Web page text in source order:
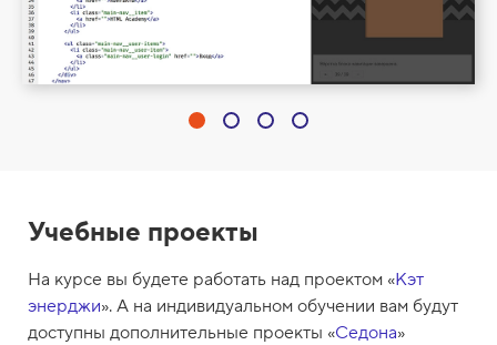
Учебные проекты
На курсе вы будете работать над проектом «Кэт
энерджи». А на индивидуальном обучении вам будут
доступны дополнительные проекты «Седона»